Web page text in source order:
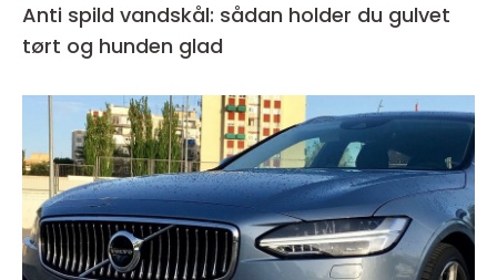
Anti spild vandskål: sådan holder du gulvet
tørt og hunden glad